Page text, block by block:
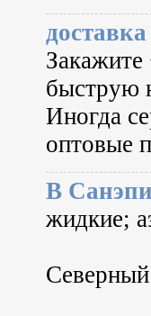
Закажите
быструю
Иногда
оптовые
В
жидкие;